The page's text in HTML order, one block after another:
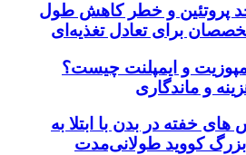
پروتئین و خطر کاهش طول
و ایمپلنت چیست؟
و ماندگاری
خفته در بدن با ابتلا به
کووید طولانی‌مدت